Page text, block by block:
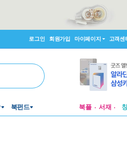
로그인 회원가입 마이페이지 고객센
북펀드 북플 서재